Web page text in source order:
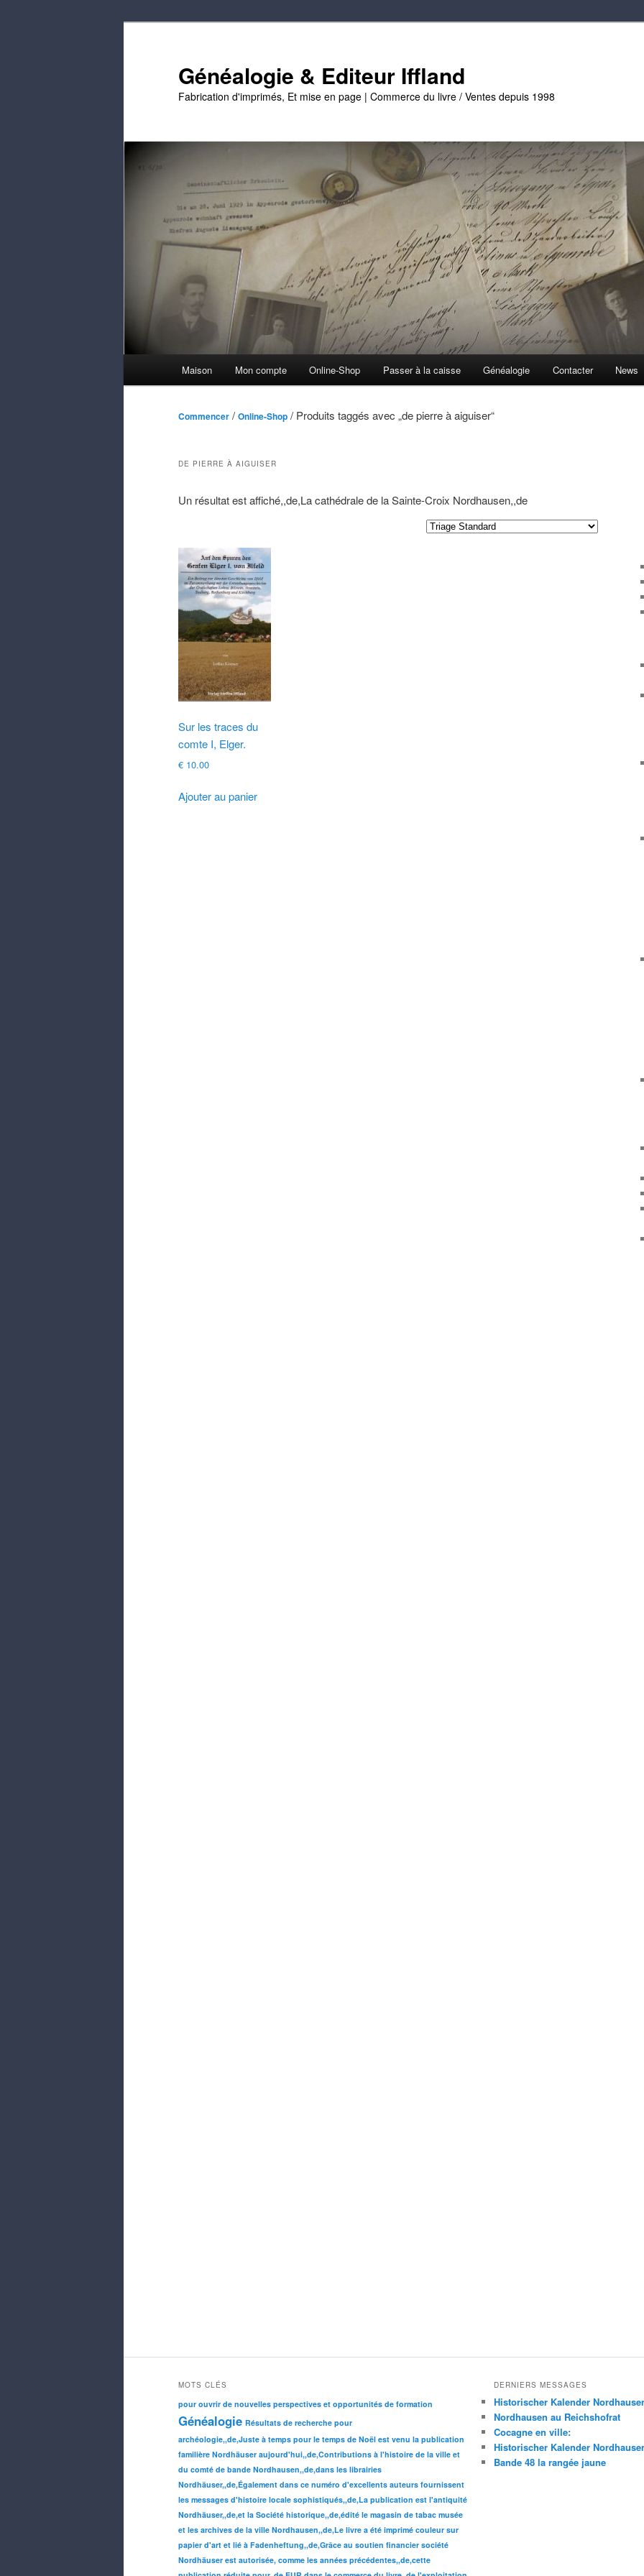
Généalogie & Editeur Iffland
Fabrication d'imprimés, Et mise en page | Commerce du livre / Ventes depuis 1998
Maison Mon compte Online-Shop Passer à la caisse Généalogie Contacter News
Commencer / Online-Shop / Produits taggés avec „de pierre à aiguiser“
DE PIERRE À AIGUISER
Un résultat est affiché,,de,La cathédrale de la Sainte-Croix Nordhausen,,de
Sur les traces du
comte I, Elger.
€ 10.00
Ajouter au panier
MOTS CLÉS
pour ouvrir de nouvelles perspectives et opportunités de formation
Généalogie Résultats de recherche pour
archéologie,,de,Juste à temps pour le temps de Noël est venu la publication
familière Nordhäuser aujourd'hui,,de,Contributions à l'histoire de la ville et
du comté de bande Nordhausen,,de,dans les librairies
Nordhäuser,,de,Également dans ce numéro d'excellents auteurs fournissent
les messages d'histoire locale sophistiqués,,de,La publication est l'antiquité
Nordhäuser,,de,et la Société historique,,de,édité le magasin de tabac musée
et les archives de la ville Nordhausen,,de,Le livre a été imprimé couleur sur
papier d'art et lié à Fadenheftung,,de,Grâce au soutien financier société
Nordhäuser est autorisée, comme les années précédentes,,de,cette
DERNIERS MESSAGES
Historischer Kalender
Nordhausen au Reichshofrat
Cocagne en ville:
Historischer Kalender
Bande 48 la rangée jaune